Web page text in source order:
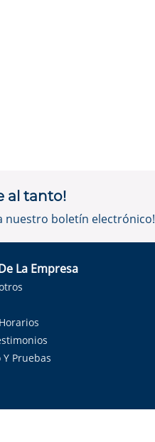
al tanto!
nuestro boletín electrónico!
La Empresa
Pruebas